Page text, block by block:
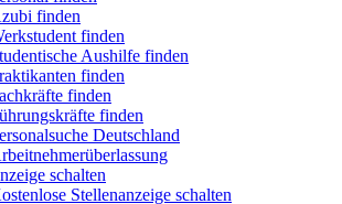
finden
finden
Aushilfe finden
finden
finden
finden
Deutschland
schalten
Stellenanzeige schalten